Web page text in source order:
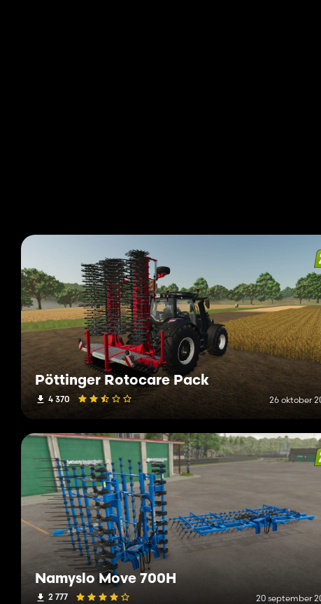
Pöttinger Rotocare Pack
4 370 26 oktober
Namyslo Move 700H
2 777 20 september